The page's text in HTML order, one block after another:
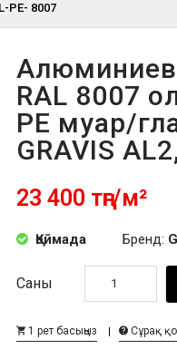
PE- 8007
RAL 8007
PE муар/
GRAVIS
23 400 тңг/м²
Қоймада Бренд:
Саны
1 рет басыңыз Сұрақ